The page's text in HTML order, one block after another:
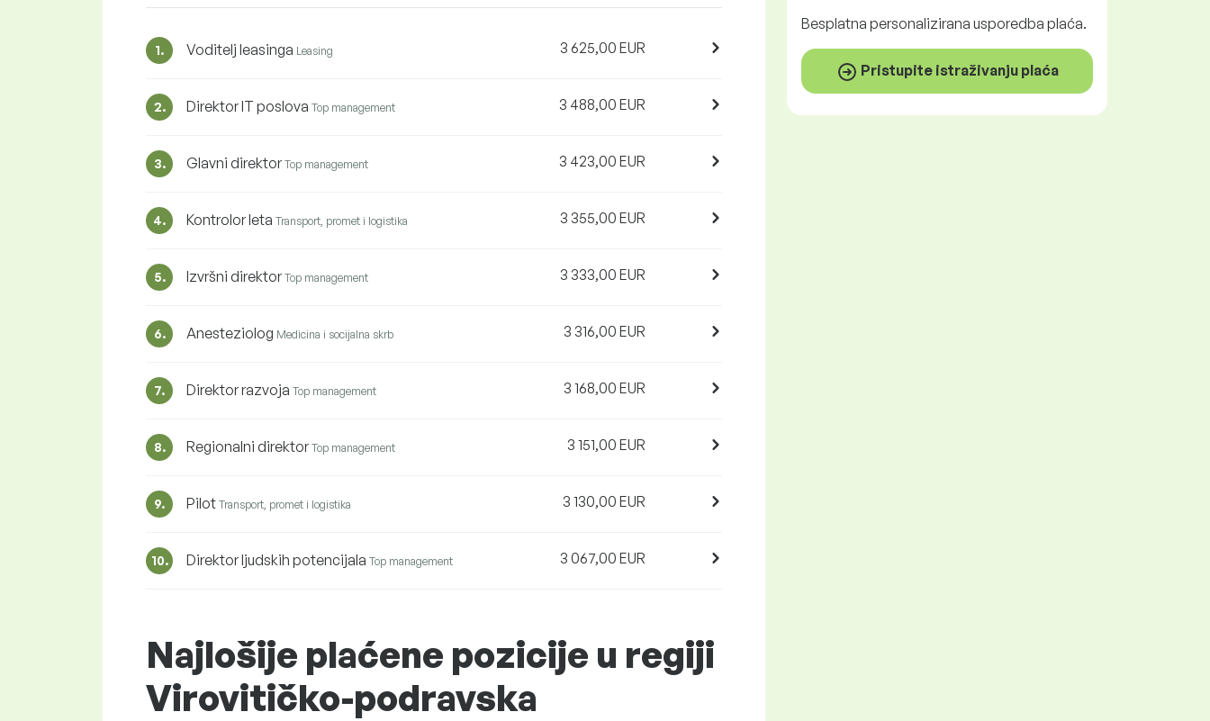
1. Voditelj leasinga Leasing 3 625,00 EUR
2. Direktor IT poslova Top management 3 488,00 EUR
3. Glavni direktor Top management 3 423,00 EUR
4. Kontrolor leta Transport, promet i logistika 3 355,00 EUR
5. Izvršni direktor Top management 3 333,00 EUR
6. Anesteziolog Medicina i socijalna skrb 3 316,00 EUR
7. Direktor razvoja Top management 3 168,00 EUR
8. Regionalni direktor Top management 3 151,00 EUR
9. Pilot Transport, promet i logistika 3 130,00 EUR
10. Direktor ljudskih potencijala Top management 3 067,00 EUR
Najlošije plaćene pozicije u regiji
Virovitičko-podravska
Besplatna personalizirana usporedba plaća.
Pristupite istraživanju plaća